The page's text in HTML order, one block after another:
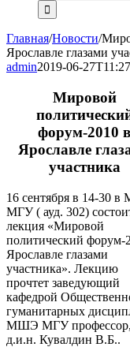
поиска:
Главная/Новости/
Ярославле глазами
admin2019-06-
Мировой
форум-2010 в
Ярославле
участника
16 сентября в 14-30
МГУ ( ауд. 302)
лекция «Мировой
политический форум-
Ярославле глазами
участника». Лекцию
прочтет заведующий
кафедрой
гуманитарных
МШЭ МГУ профессор,
д.и.н. Кувалдин В.Б..